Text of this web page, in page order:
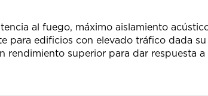
al fuego, máximo aislamiento
para edificios con elevado tráfico dada
rendimiento superior para dar respuesta a